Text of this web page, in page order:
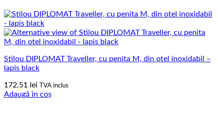
Stilou DIPLOMAT Traveller, cu penita M, din otel inoxidabil –
lapis black
172.51 lei TVA inclus
Adaugă în coș